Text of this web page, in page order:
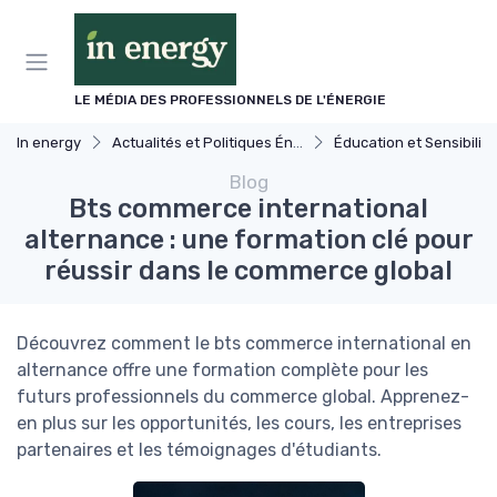
LE MÉDIA DES PROFESSIONNELS DE L'ÉNERGIE
In energy Actualités et Politiques Énergétiques Éducation et Sensibilisation à
Blog
Bts commerce international
alternance : une formation clé pour
réussir dans le commerce global
Découvrez comment le bts commerce international en
alternance offre une formation complète pour les
futurs professionnels du commerce global. Apprenez-
en plus sur les opportunités, les cours, les entreprises
partenaires et les témoignages d'étudiants.
Panneau de gestion des cookies